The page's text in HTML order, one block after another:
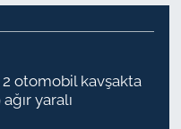
2 otomobil kavşakta
ağır yaralı